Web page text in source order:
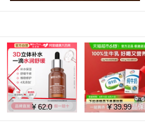
¥ 62.0 ¥ 39.99